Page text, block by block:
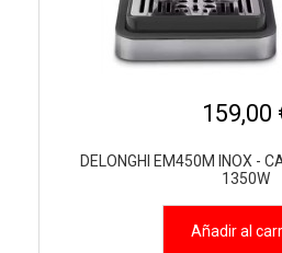
159,00
DELONGHI EM450M INOX -
1350W
Añadir al